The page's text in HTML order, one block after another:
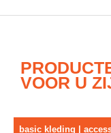
VOOR U
basic kleding |